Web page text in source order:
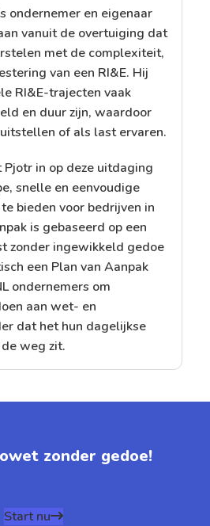
ondernemer en eigenaar
vanuit de overtuiging dat
met de complexiteit,
van een RI&E. Hij
RI&E-trajecten vaak
en duur zijn, waardoor
of als last ervaren.
Pjotr in op deze uitdaging
snelle en eenvoudige
bieden voor bedrijven in
is gebaseerd op een
zonder ingewikkeld gedoe
een Plan van Aanpak
ondernemers om
aan wet- en
dat het hun dagelijkse
weg zit.
zonder gedoe!
Start nu